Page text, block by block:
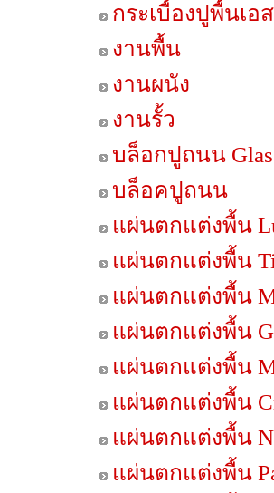
กระเบื้องปูพื้นเ
งานพื้น
งานผนัง
งานรั้ว
บล็อกปูถนน
บล็อคปูถนน
แผ่นตกแต่งพื้น
แผ่นตกแต่งพื้น
แผ่นตกแต่งพื้น
แผ่นตกแต่งพื้น
แผ่นตกแต่งพื้น
แผ่นตกแต่งพื้น
แผ่นตกแต่งพื้น
แผ่นตกแต่งพื้น